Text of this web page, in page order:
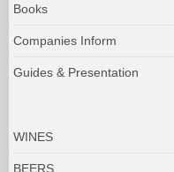
Books
Companies Inform
Guides & Presentation
WINES
BEERS